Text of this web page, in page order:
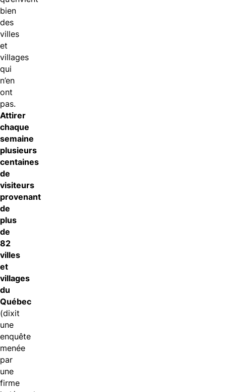
bien
des
villes
et
villages
qui
n’en
ont
pas.
Attirer
chaque
semaine
plusieurs
centaines
de
visiteurs
provenant
de
plus
de
82
villes
et
villages
du
Québec
(dixit
une
enquête
menée
par
une
firme